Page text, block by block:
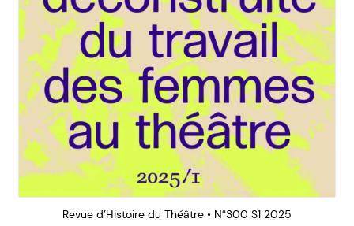
Revue d’Histoire du Théâtre • N°300 S1 2025